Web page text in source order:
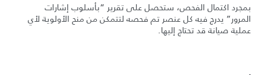
بمجرد اكتمال الفحص، ستحصل على تقرير “بأسلوب إشارات
المرور” يدرج فيه كل عنصر تم فحصه لتتمكن من منح الأولوية لأي
عملية صيانة قد تحتاج إليها.